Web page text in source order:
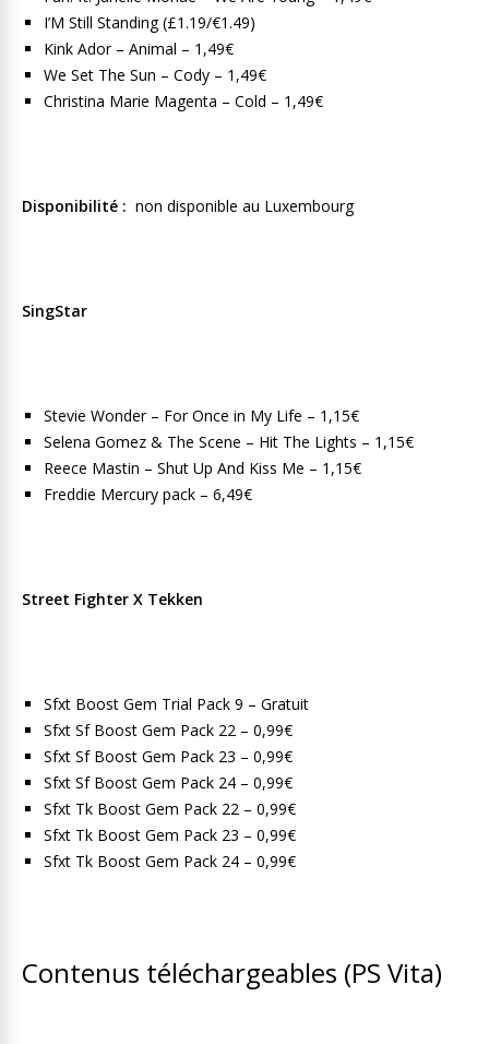
I’M Still Standing (£1.19/€1.49)
Kink Ador – Animal – 1,49€
We Set The Sun – Cody – 1,49€
Christina Marie Magenta – Cold – 1,49€
Disponibilité : non disponible au Luxembourg
SingStar
Stevie Wonder – For Once in My Life – 1,15€
Selena Gomez & The Scene – Hit The Lights – 1,15€
Reece Mastin – Shut Up And Kiss Me – 1,15€
Freddie Mercury pack – 6,49€
Street Fighter X Tekken
Sfxt Boost Gem Trial Pack 9 – Gratuit
Sfxt Sf Boost Gem Pack 22 – 0,99€
Sfxt Sf Boost Gem Pack 23 – 0,99€
Sfxt Sf Boost Gem Pack 24 – 0,99€
Sfxt Tk Boost Gem Pack 22 – 0,99€
Sfxt Tk Boost Gem Pack 23 – 0,99€
Sfxt Tk Boost Gem Pack 24 – 0,99€
Contenus téléchargeables (PS Vita)